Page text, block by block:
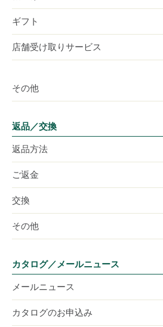
ギフト
店舗受け取りサービス
その他
返品／交換
返品方法
ご返金
交換
その他
カタログ／メールニュース
メールニュース
カタログのお申込み